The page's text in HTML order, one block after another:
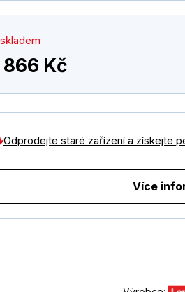
866 Kč
Odprodejte staré zařízení a získejte
Více